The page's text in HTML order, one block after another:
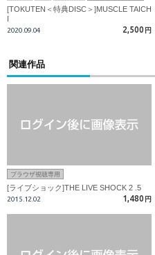
[TOKUTEN＜特典DISC＞]MUSCLE TAICH
I
2020.09.04 2,500 円
関連作品
ブラウザ視聴専用
[ライブショック]THE LIVE SHOCK 2 .5
2015.12.02 1,480 円